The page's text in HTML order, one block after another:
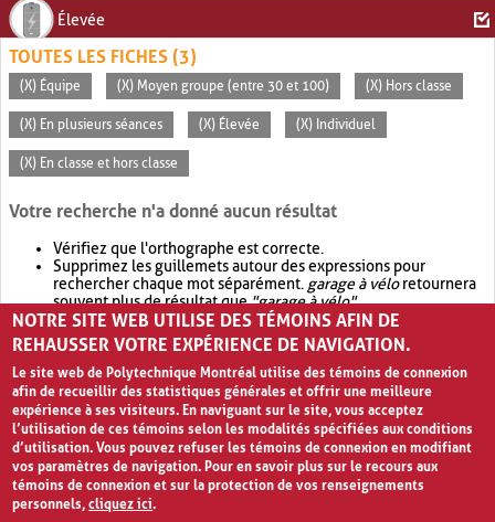
Élevée
TOUTES LES FICHES (3)
(X) Équipe (X) Moyen groupe (entre 30 et 100) (X) Hors classe
(X) En plusieurs séances (X) Élevée (X) Individuel
(X) En classe et hors classe
Votre recherche n'a donné aucun résultat
Vérifiez que l'orthographe est correcte.
Supprimez les guillemets autour des expressions pour
rechercher chaque mot séparément. garage à véloretournera
souvent plus de résultat que"garage à vélo".
Envisagez d'élargir votre recherche avec OR.garage OR vélo
retournera souvent plus de résultat quegarage à vélo
NOTRE SITE WEB UTILISE DES TÉMOINS AFIN DE
REHAUSSER VOTRE EXPÉRIENCE DE NAVIGATION.
Le site web de Polytechnique Montréal utilise des témoins de connexion
afin de recueillir des statistiques générales et offrir une meilleure
expérience à ses visiteurs. En naviguant sur le site, vous acceptez
l’utilisation de ces témoins selon les modalités spécifiées aux conditions
d’utilisation. Vous pouvez refuser les témoins de connexion en modifiant
vos paramètres de navigation. Pour en savoir plus sur le recours aux
témoins de connexion et sur la protection de vos renseignements
personnels,cliquez ici.